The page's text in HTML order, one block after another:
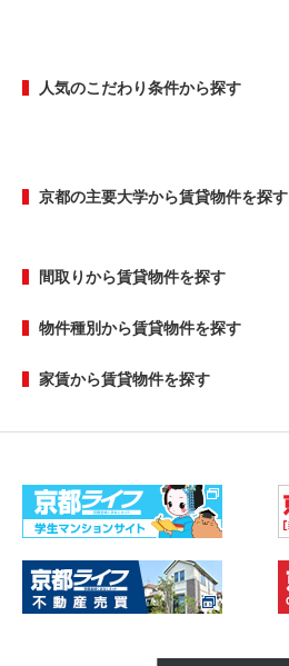
人気のこだわり条件から探す
京都の主要大学から賃貸物件を探す
間取りから賃貸物件を探す
物件種別から賃貸物件を探す
家賃から賃貸物件を探す